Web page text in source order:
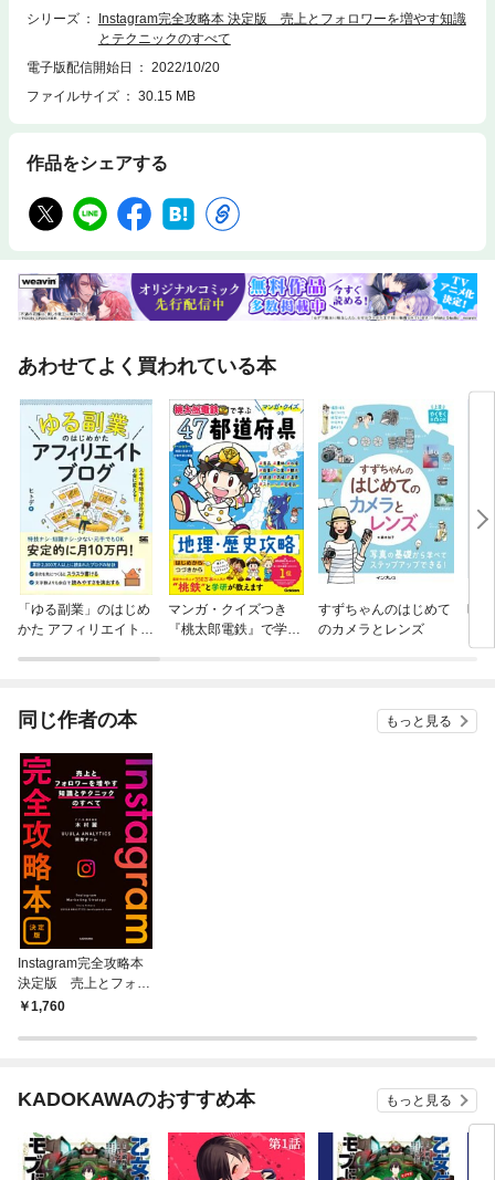
ト】●プロフィールはあなたのことを簡潔に伝える場所●アカウントの世界
観を作る●世界観の作り方 NG例とGOOD例 ほか【写真】●スマホ撮り
の基本は「垂直水平!!」●加工とは「誇張」ではなく「リアルの再現」 ほ
か【動画】●１動画で数千フォロワー獲得も夢じゃない●日常のできごとを
切り取る ほか【発信】●フォロワーが減らないストーリーズとは？●ネタ
シリーズ
Instagram完全攻略本 決定版 売上とフォロワーを増やす知識
とテクニックのすべて
電子版配信開始日
2022/10/20
ファイルサイズ
30.15 MB
作品をシェアする
あわせてよく買われている本
「ゆる副業」のはじめ
かた アフィリエイトブ
マンガ・クイズつき
『桃太郎電鉄』で学ぶ
すずちゃんのはじめて
のカメラとレンズ
映
同じ作者の本 もっと見る
Instagram完全攻略本
決定版 売上とフォロ
ワーを増やす知識とテ
1,760
KADOKAWAのおすすめ本 もっと見る